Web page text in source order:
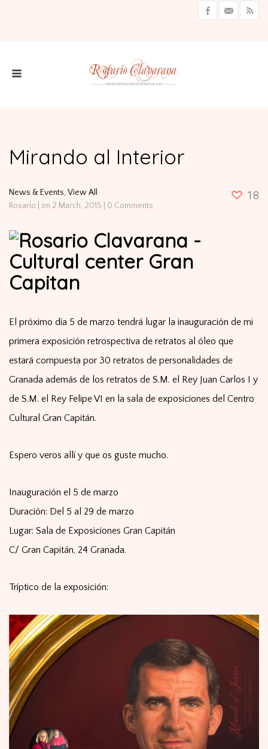
Mirando al Interior
News & Events, View All
Rosario
on 2 March, 2015 0 Comments
18
El próximo día 5 de marzo tendrá lugar la inauguración de mi
primera exposición retrospectiva de retratos al óleo que
estará compuesta por 30 retratos de personalidades de
Granada además de los retratos de S.M. el Rey Juan Carlos I y
de S.M. el Rey Felipe VI en la sala de exposiciones del Centro
Cultural Gran Capitán.
Espero veros allí y que os guste mucho.
Inauguración el 5 de marzo
Duración: Del 5 al 29 de marzo
Lugar: Sala de Exposiciones Gran Capitán
C/ Gran Capitán, 24 Granada.
Tríptico de la exposición: